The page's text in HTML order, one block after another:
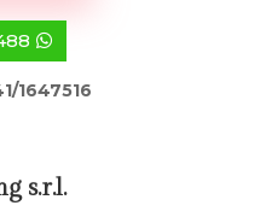
1647516
s.r.l.